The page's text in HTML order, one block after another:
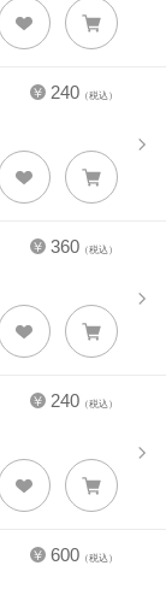
240 （税込）
360 （税込）
240 （税込）
600 （税込）